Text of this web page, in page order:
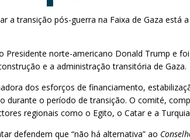
a transição pós-guerra na Faixa de Gaza
norte-americano Donald Trump e
e a administração transitória de Gaza.
dos esforços de financiamento,
o período de transição. O comité,
regionais como o Egito, o Catar e a
defendem que “não há alternativa” ao